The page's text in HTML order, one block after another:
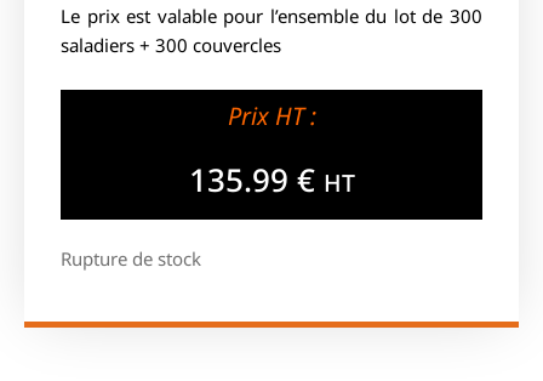
Le prix est valable pour l’ensemble du lot de 300
saladiers + 300 couvercles
Prix HT :
135.99 € HT
Rupture de stock